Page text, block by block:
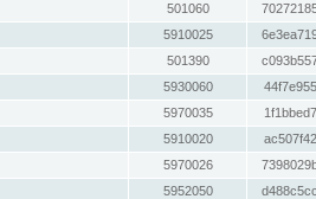
501060
5910025
501390
5930060
5970035
5910020
5970026
5952050